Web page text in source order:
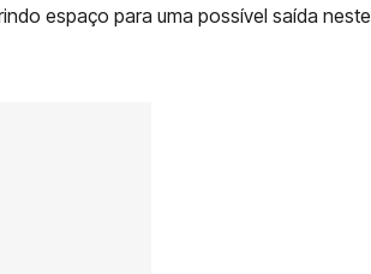
espaço para uma possível saída neste